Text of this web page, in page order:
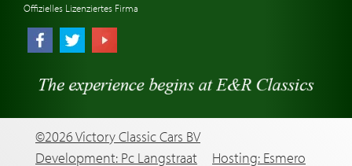
Offizielles Lizenziertes Firma
©2026 Victory Classic Cars BV
Development: Pc Langstraat
Hosting: Esmero